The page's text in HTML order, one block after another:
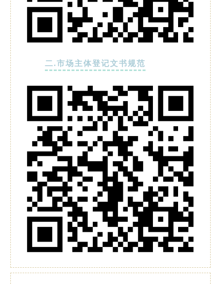
二.市场主体登记文书规范